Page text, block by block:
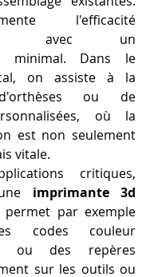
l'efficacité
avec un
minimal. Dans le
on assiste à la
ou de
où la
est non seulement
vitale.
critiques,
imprimante 3d
permet par exemple
codes couleur
ou des repères
sur les outils ou